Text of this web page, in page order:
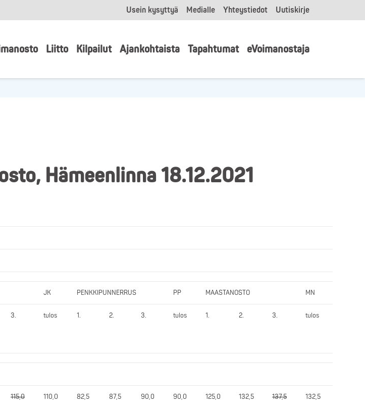
Usein kysyttyä Medialle Yhteystiedot Uutiskirje
Liitto Kilpailut Ajankohtaista Tapahtumat eVoimanostaja
Hämeenlinna 18.12.2021
JK PENKKIPUNNERRUS PP MAASTANOSTO MN
3. tulos 1. 2. 3. tulos 1. 2. 3. tulos
115,0 110,0 82,5 87,5 90,0 90,0 125,0 132,5 137,5 132,5